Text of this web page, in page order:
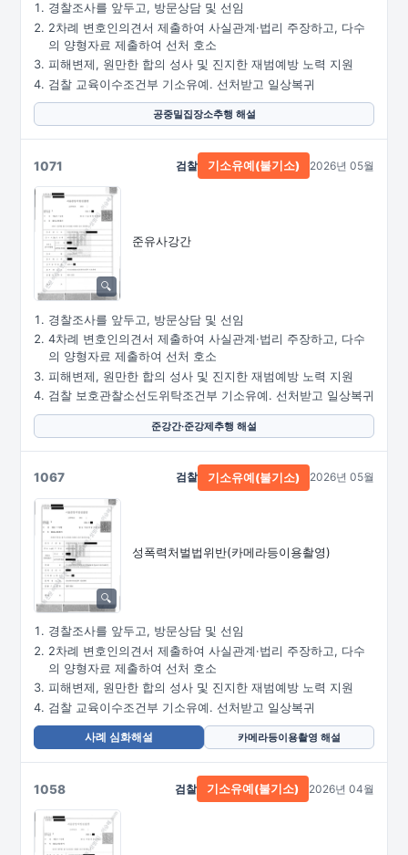
경찰조사를 앞두고, 방문상담 및 선임
2차례 변호인의견서 제출하여 사실관계·법리 주장하고, 다수
의 양형자료 제출하여 선처 호소
피해변제, 원만한 합의 성사 및 진지한 재범예방 노력 지원
검찰 교육이수조건부 기소유예. 선처받고 일상복귀
공중밀집장소추행 해설
1071
준유사강간
검찰 기소유예(불기소) 2026년 05월
경찰조사를 앞두고, 방문상담 및 선임
4차례 변호인의견서 제출하여 사실관계·법리 주장하고, 다수
의 양형자료 제출하여 선처 호소
피해변제, 원만한 합의 성사 및 진지한 재범예방 노력 지원
검찰 보호관찰소선도위탁조건부 기소유예. 선처받고 일상복귀
준강간·준강제추행 해설
1067
성폭력처벌법위반(카메라등이용촬영)
검찰 기소유예(불기소) 2026년 05월
경찰조사를 앞두고, 방문상담 및 선임
2차례 변호인의견서 제출하여 사실관계·법리 주장하고, 다수
의 양형자료 제출하여 선처 호소
피해변제, 원만한 합의 성사 및 진지한 재범예방 노력 지원
검찰 교육이수조건부 기소유예. 선처받고 일상복귀
사례 심화해설 카메라등이용촬영 해설
1058 검찰 기소유예(불기소) 2026년 04월